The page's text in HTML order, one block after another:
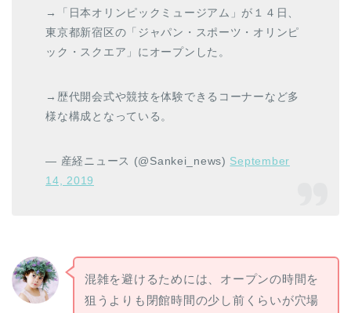
→「日本オリンピックミュージアム」が１４日、
東京都新宿区の「ジャパン・スポーツ・オリンピ
ック・スクエア」にオープンした。
→歴代開会式や競技を体験できるコーナーなど多
様な構成となっている。
— 産経ニュース (@Sankei_news) September
14, 2019
混雑を避けるためには、オープンの時間を
狙うよりも閉館時間の少し前くらいが穴場